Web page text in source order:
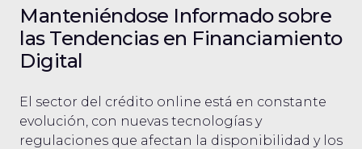
Manteniéndose Informado sobre
las Tendencias en Financiamiento
Digital
El sector del crédito online está en constante
evolución, con nuevas tecnologías y
regulaciones que afectan la disponibilidad y los